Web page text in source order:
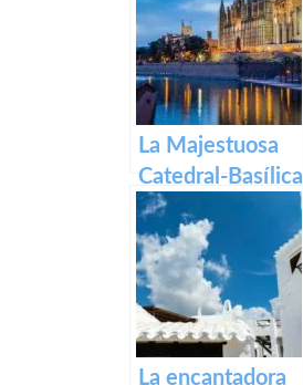
La Majestuosa
Catedral-Basílica
de Santa María
en Mallorca.
La encantadora